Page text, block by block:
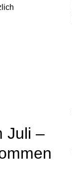
Juli –